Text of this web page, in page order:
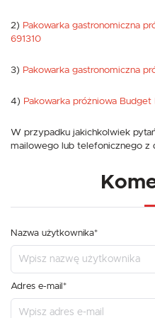
2) Pakowarka gastronomiczna
691310
3) Pakowarka gastronomiczna
4) Pakowarka próżniowa
W przypadku jakichkolwiek
mailowego lub telefonicznego z
Nazwa użytkownika*
Adres e-mail*